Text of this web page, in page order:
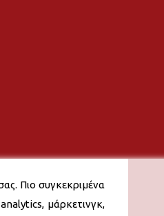
Πιο συγκεκριμένα
μάρκετινγκ,